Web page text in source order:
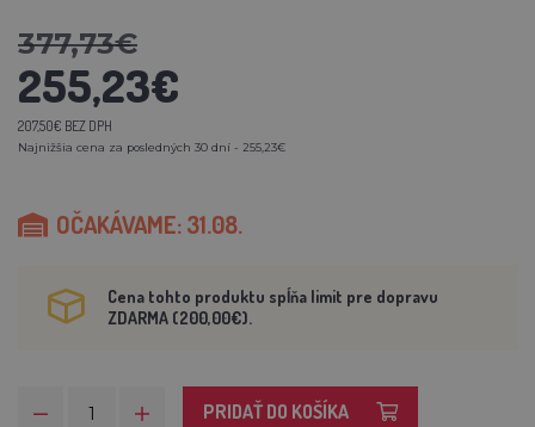
377,73€
255,23€
207,50€ BEZ DPH
Najnižšia cena za posledných 30 dní - 255,23€
OČAKÁVAME: 31.08.
Cena tohto produktu spĺňa limit pre dopravu
ZDARMA (200,00€).
PRIDAŤ DO KOŠÍKA